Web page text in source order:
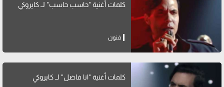
كلمات أغنية "حاسب حاسب" لــ كايروكي
فنون
كلمات أغنية "انا فاضل" لــ كايروكي